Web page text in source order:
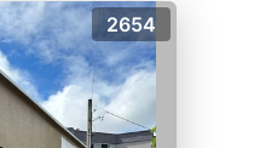
2654